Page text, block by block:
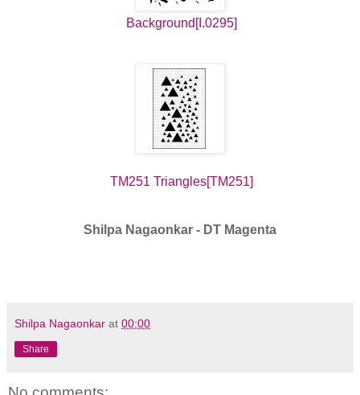
Background[I.0295]
TM251 Triangles[TM251]
Shilpa Nagaonkar - DT Magenta
Shilpa Nagaonkar at 00:00
Share